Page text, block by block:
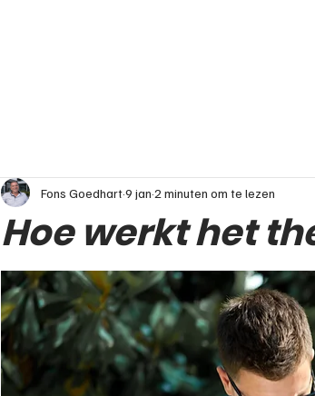
Hoe werkt het
Fons Goedhart9 jan 2 minuten om te lezen